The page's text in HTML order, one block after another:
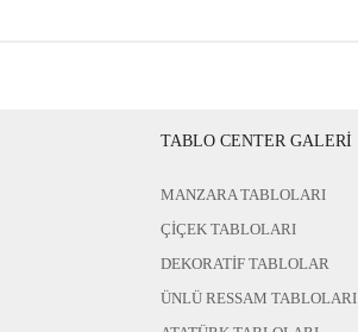
TABLO CENTER GALERİ
MANZARA TABLOLARI
ÇİÇEK TABLOLARI
DEKORATİF TABLOLAR
ÜNLÜ RESSAM TABLOLARI